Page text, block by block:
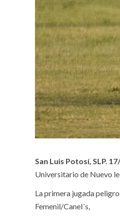
San Luis Potosí, SLP.
Universitario de Nuevo
La primera jugada
Femenil/Canel´s,